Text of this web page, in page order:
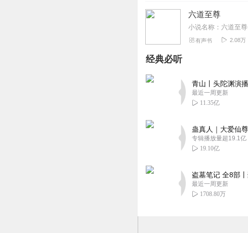
六道至尊
小说名称：六道至
有声书 2.08万
经典必听
青山丨头陀渊演
最近一周更新
11.35亿
蛊真人｜大爱仙
专辑播放量超19.1亿
19.10亿
盗墓笔记 全8部
最近一周更新
1708.80万